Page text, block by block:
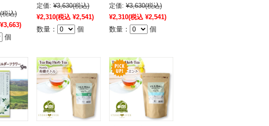
(税込)
個
定価: ¥3,630(税込)
¥2,310(税込 ¥2,541)
数量： 個
定価: ¥3,630(税込)
¥2,310(税込 ¥2,541)
数量： 個